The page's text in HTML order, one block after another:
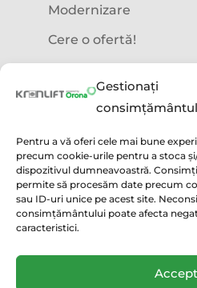
Gestionați
consimțământul
Pentru a vă oferi cele mai bune
precum cookie-urile pentru a stoca
dispozitivul dumneavoastră.
permite să procesăm date precum
sau ID-uri unice pe acest site.
consimțământului poate afecta
caracteristici.
Modernizare
Cere o ofertă!
Precizări legale
Politica GDPR
Politica utilizare cookie
Condiții acordare
Copyright 2021 |